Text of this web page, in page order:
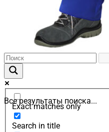
Все результаты поиска...
Exact matches only
Search in title